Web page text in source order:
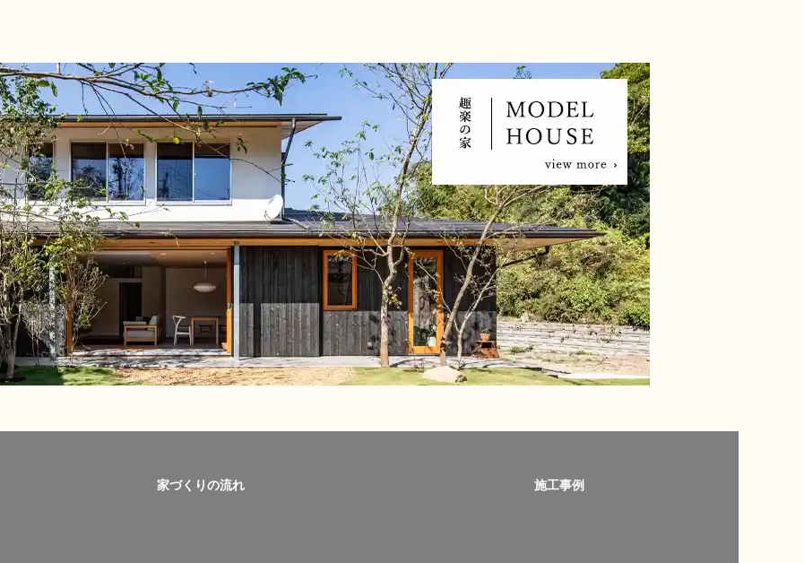
家づくりの流れ 施工事例